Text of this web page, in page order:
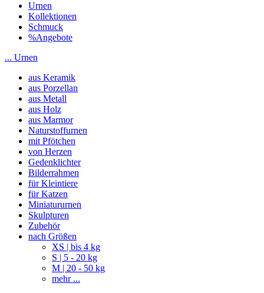
Urnen
Kollektionen
Schmuck
%Angebote
... Urnen
aus Keramik
aus Porzellan
aus Metall
aus Holz
aus Marmor
Naturstoffurnen
mit Pfötchen
von Herzen
Gedenklichter
Bilderrahmen
für Kleintiere
für Katzen
Miniatururnen
Skulpturen
Zubehör
nach Größen
XS | bis 4 kg
S | 5 - 20 kg
M | 20 - 50 kg
mehr ...